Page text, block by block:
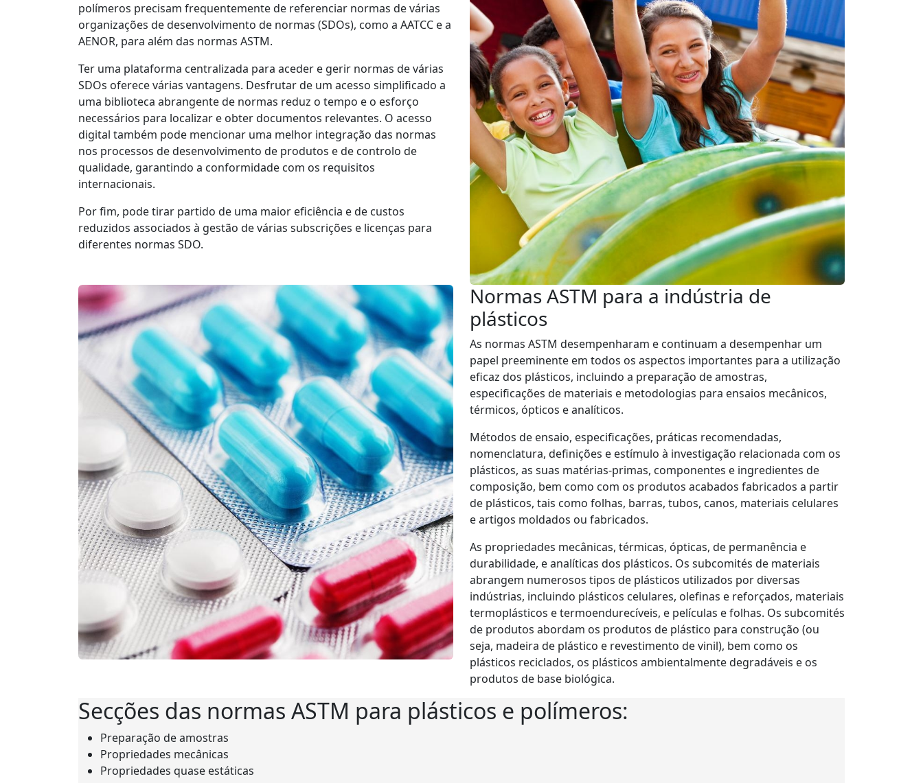
polímeros precisam frequentemente de referenciar normas de várias
organizações de desenvolvimento de normas (SDOs), como a AATCC e a
AENOR, para além das normas ASTM.
Ter uma plataforma centralizada para aceder e gerir normas de várias
SDOs oferece várias vantagens. Desfrutar de um acesso simplificado a
uma biblioteca abrangente de normas reduz o tempo e o esforço
necessários para localizar e obter documentos relevantes. O acesso
digital também pode mencionar uma melhor integração das normas
nos processos de desenvolvimento de produtos e de controlo de
qualidade, garantindo a conformidade com os requisitos
internacionais.
Por fim, pode tirar partido de uma maior eficiência e de custos
reduzidos associados à gestão de várias subscrições e licenças para
diferentes normas SDO.
Normas ASTM para a indústria de
plásticos
As normas ASTM desempenharam e continuam a desempenhar um
papel preeminente em todos os aspectos importantes para a utilização
eficaz dos plásticos, incluindo a preparação de amostras,
especificações de materiais e metodologias para ensaios mecânicos,
térmicos, ópticos e analíticos.
Métodos de ensaio, especificações, práticas recomendadas,
nomenclatura, definições e estímulo à investigação relacionada com os
plásticos, as suas matérias-primas, componentes e ingredientes de
composição, bem como com os produtos acabados fabricados a partir
de plásticos, tais como folhas, barras, tubos, canos, materiais celulares
e artigos moldados ou fabricados.
As propriedades mecânicas, térmicas, ópticas, de permanência e
durabilidade, e analíticas dos plásticos. Os subcomités de materiais
abrangem numerosos tipos de plásticos utilizados por diversas
indústrias, incluindo plásticos celulares, olefinas e reforçados, materiais
termoplásticos e termoendurecíveis, e películas e folhas. Os subcomités
de produtos abordam os produtos de plástico para construção (ou
seja, madeira de plástico e revestimento de vinil), bem como os
plásticos reciclados, os plásticos ambientalmente degradáveis e os
produtos de base biológica.
Secções das normas ASTM para plásticos e polímeros:
Preparação de amostras
Propriedades mecânicas
Propriedades quase estáticas